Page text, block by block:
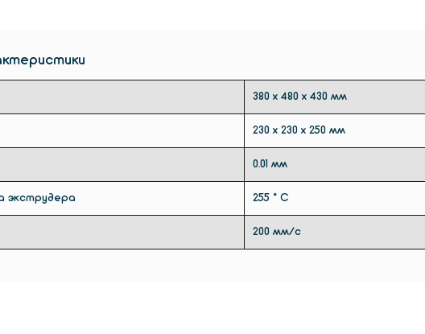
380 х 480 х 430 мм
230 х 230 х 250 мм
0.01 мм
экструдера 255 ° C
200 мм/с